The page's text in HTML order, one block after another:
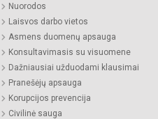
Nuorodos
Laisvos darbo vietos
Asmens duomenų apsauga
Konsultavimasis su visuomene
Dažniausiai užduodami klausimai
Pranešėjų apsauga
Korupcijos prevencija
Civilinė sauga